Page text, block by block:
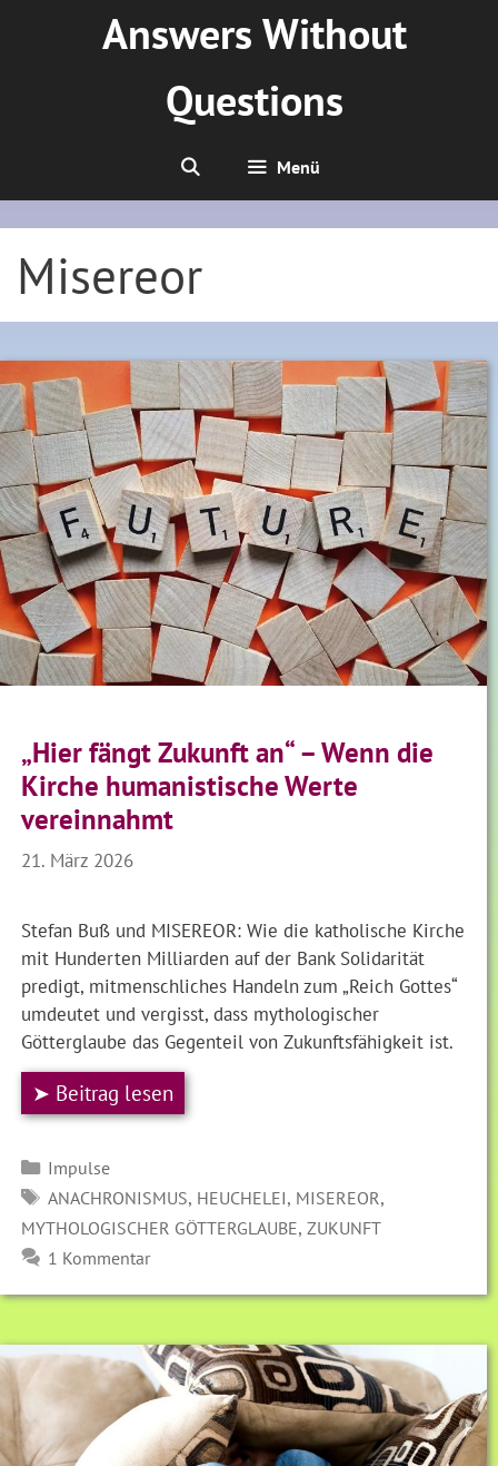
Answers Without
Questions
Menü
Misereor
„Hier fängt Zukunft an“ – Wenn die
Kirche humanistische Werte
vereinnahmt
21. März 2026
Stefan Buß und MISEREOR: Wie die katholische Kirche
mit Hunderten Milliarden auf der Bank Solidarität
predigt, mitmenschliches Handeln zum „Reich Gottes“
umdeutet und vergisst, dass mythologischer
Götterglaube das Gegenteil von Zukunftsfähigkeit ist.
➤ Beitrag lesen
Kategorien
Impulse
SCHLAGWÖRTER
ANACHRONISMUS, HEUCHELEI, MISEREOR,
MYTHOLOGISCHER GÖTTERGLAUBE,ZUKUNFT
1 Kommentar